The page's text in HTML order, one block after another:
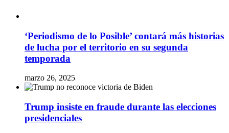
‘Periodismo de lo Posible’ contará más historias
de lucha por el territorio en su segunda
temporada
marzo 26, 2025
Trump insiste en fraude durante las elecciones
presidenciales